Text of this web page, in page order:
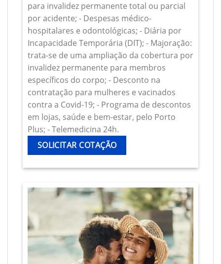
para invalidez permanente total ou parcial
por acidente; - Despesas médico-
hospitalares e odontológicas; - Diária por
Incapacidade Temporária (DIT); - Majoração:
trata-se de uma ampliação da cobertura por
invalidez permanente para membros
específicos do corpo; - Desconto na
contratação para mulheres e vacinados
contra a Covid-19; - Programa de descontos
em lojas, saúde e bem-estar, pelo Porto
Plus; - Telemedicina 24h.
SOLICITAR COTAÇÃO